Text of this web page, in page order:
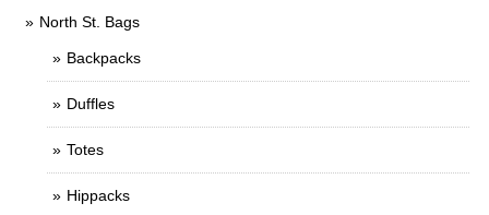
North St. Bags
Backpacks
Duffles
Totes
Hippacks